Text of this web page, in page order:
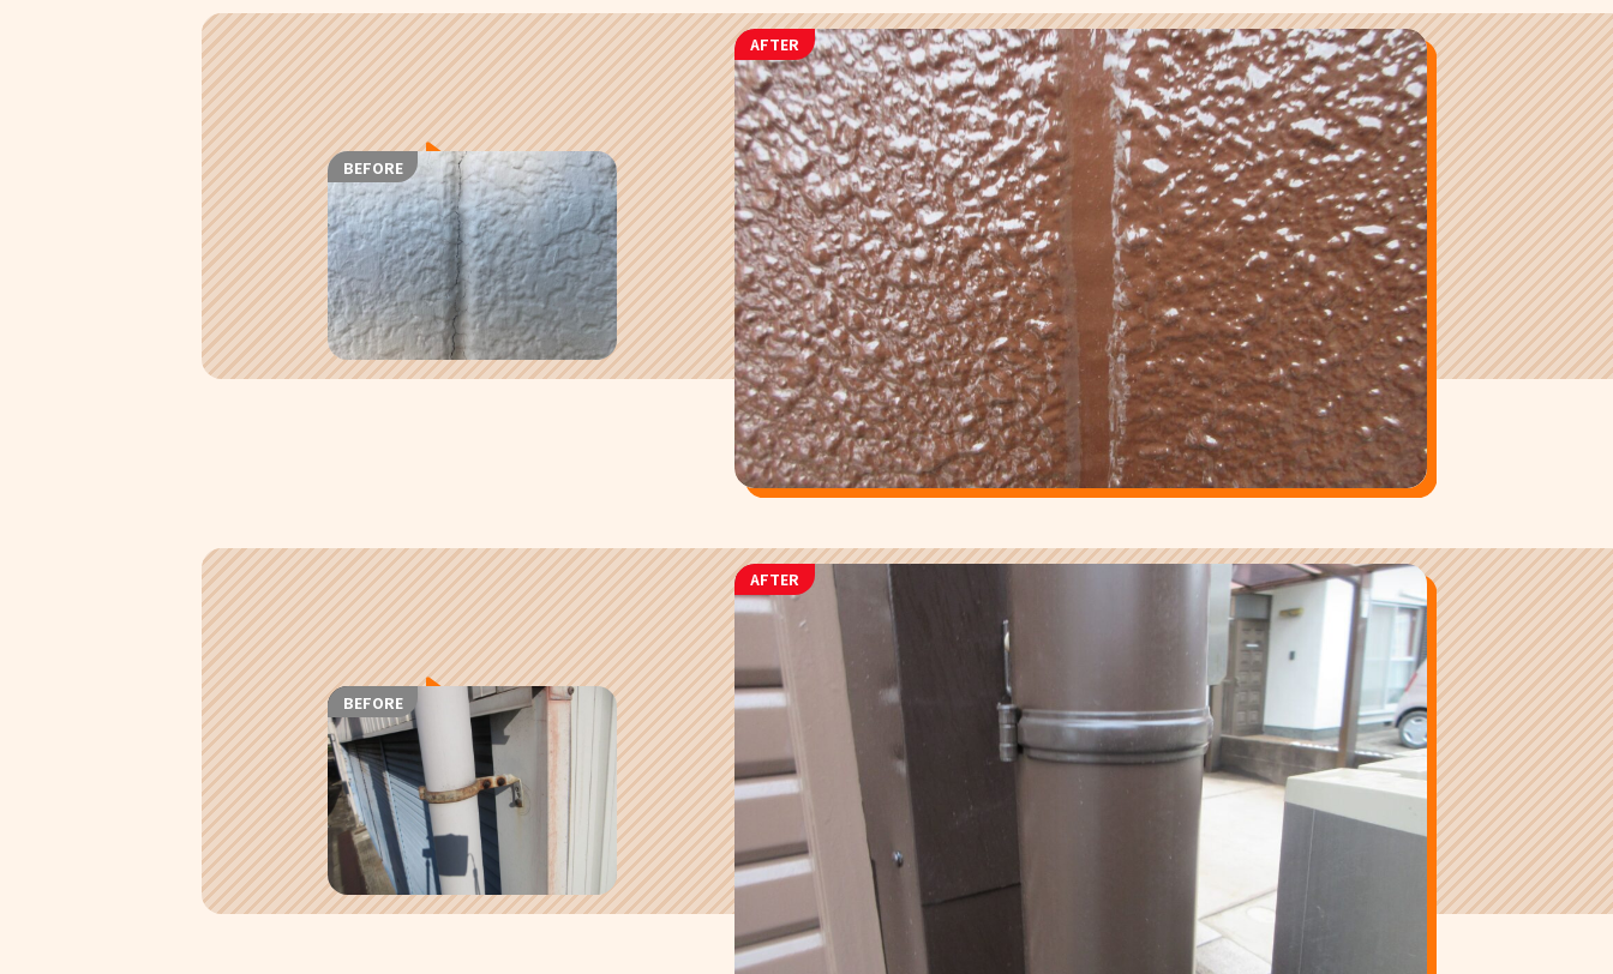
BEFORE
AFTER
BEFORE
AFTER